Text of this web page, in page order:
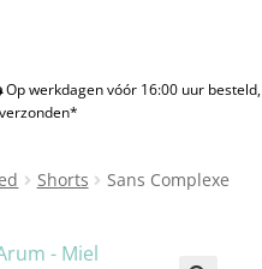
Op werkdagen vóór 16:00 uur besteld,
Shorts
Sans Complexe